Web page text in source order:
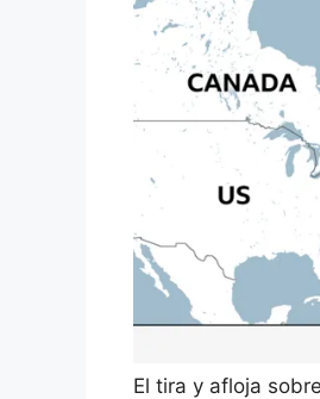
El tira y afloja